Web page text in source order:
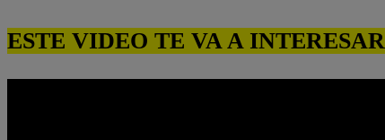
ESTE VIDEO TE VA A INTERESAR